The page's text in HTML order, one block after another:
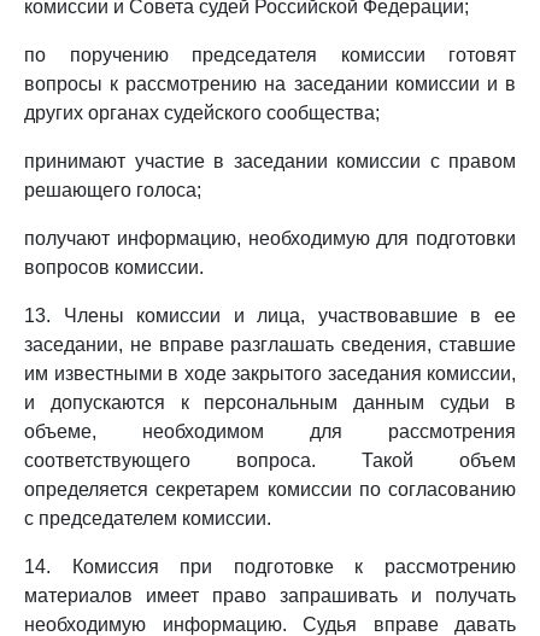
комиссии и Совета судей Российской Федерации;
по поручению председателя комиссии готовят
вопросы к рассмотрению на заседании комиссии и в
других органах судейского сообщества;
принимают участие в заседании комиссии с правом
решающего голоса;
получают информацию, необходимую для подготовки
вопросов комиссии.
13. Члены комиссии и лица, участвовавшие в ее
заседании, не вправе разглашать сведения, ставшие
им известными в ходе закрытого заседания комиссии,
и допускаются к персональным данным судьи в
объеме, необходимом для рассмотрения
соответствующего вопроса. Такой объем
определяется секретарем комиссии по согласованию
с председателем комиссии.
14. Комиссия при подготовке к рассмотрению
материалов имеет право запрашивать и получать
необходимую информацию. Судья вправе давать